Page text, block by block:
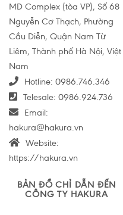
MD Complex (tòa VP), Số 68
Nguyễn Cơ Thạch, Phường
Cầu Diễn, Quận Nam Từ
Liêm, Thành phố Hà Nội, Việt
Nam
Hotline: 0986.746.346
Telesale: 0986.924.736
Email:
hakura@hakura.vn
Website:
https://hakura.vn
BẢN ĐỒ CHỈ DẪN ĐẾN
CÔNG TY HAKURA